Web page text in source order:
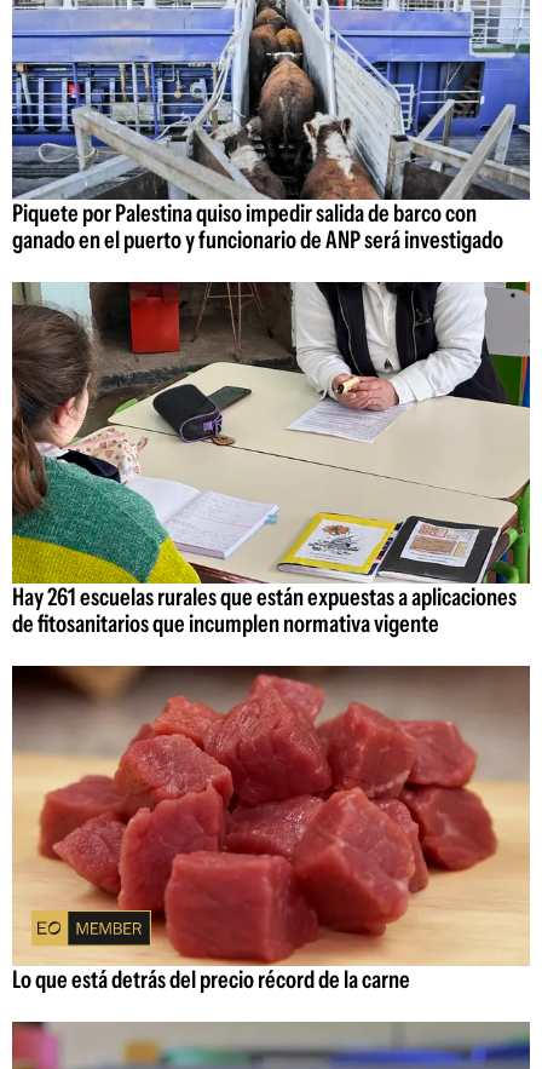
Piquete por Palestina quiso impedir salida de barco con
ganado en el puerto y funcionario de ANP será investigado
Hay 261 escuelas rurales que están expuestas a aplicaciones
de fitosanitarios que incumplen normativa vigente
Lo que está detrás del precio récord de la carne